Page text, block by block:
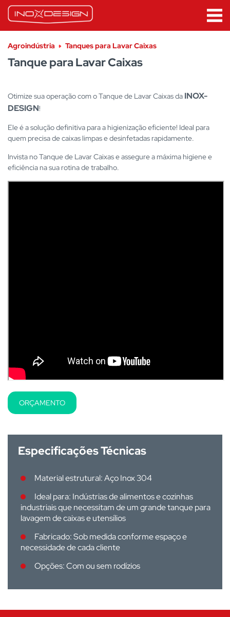
Agroindústria Tanques para Lavar Caixas
Tanque para Lavar Caixas
Otimize sua operação com o Tanque de Lavar Caixas da INOX-
DESIGN!
Ele é a solução definitiva para a higienização eficiente! Ideal para
quem precisa de caixas limpas e desinfetadas rapidamente.
Invista no Tanque de Lavar Caixas e assegure a máxima higiene e
eficiência na sua rotina de trabalho.
ORÇAMENTO
Especificações Técnicas
Material estrutural: Aço Inox 304
Ideal para: Indústrias de alimentos e cozinhas
industriais que necessitam de um grande tanque para
lavagem de caixas e utensílios
Fabricado: Sob medida conforme espaço e
necessidade de cada cliente
Opções: Com ou sem rodízios